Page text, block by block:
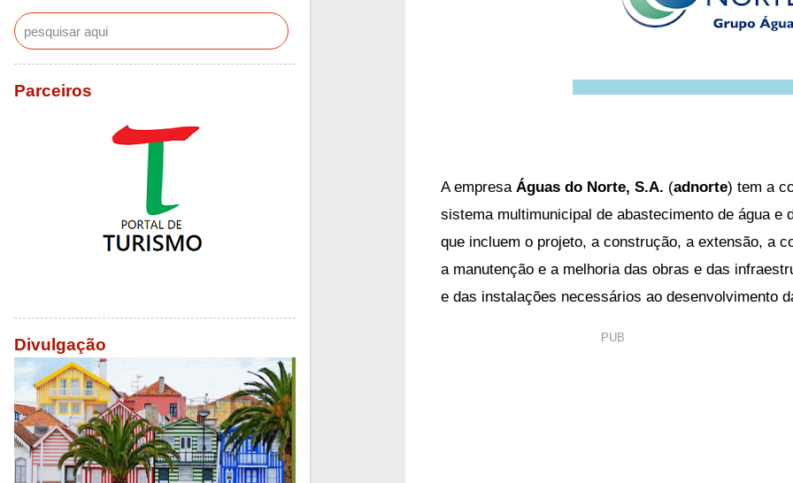
A empresa Águas do Norte, S.A. (adnorte) tem a
sistema multimunicipal de abastecimento de água e
que incluem o projeto, a construção, a extensão, a
a manutenção e a melhoria das obras e das
e das instalações necessários ao desenvolvimento
PUB
Parceiros
Divulgação